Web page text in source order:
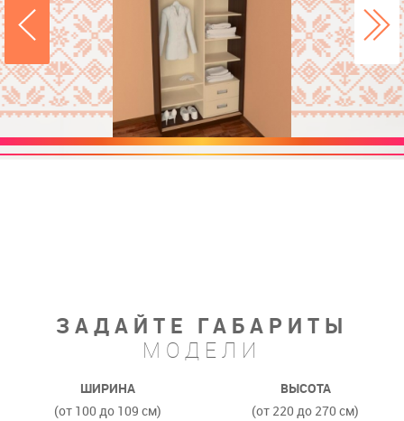
ЗАДАЙТЕ ГАБАРИТЫ
МОДЕЛИ
ШИРИНА
(от 100 до 109 см)
ВЫСОТА
(от 220 до 270 см)